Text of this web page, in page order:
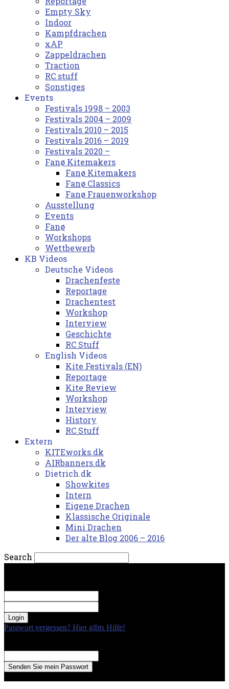
Empty Sky
Indoor
Kampfdrachen
xAP
Zappeldrachen
Traction
RC stuff
Sonstiges
Events
Festivals 1998 – 2003
Festivals 2004 – 2009
Festivals 2010 – 2015
Festivals 2016 – 2019
Festivals 2020 –
Fanø Kitemakers
Fanø Kitemakers
Fanø Classics
Fanø Frauenworkshop
Ausstellung
Events
Fanø
Workshops
Wettbewerb
KB Videos
Deutsche Videos
Drachenfeste
Reportage
Drachentest
Workshop
Interview
Geschichte
RC Stuff
English Videos
Kite Festivals (EN)
Reportage
Kite Review
Workshop
Interview
History
RC Stuff
Extern
KITEworks.dk
AIRbanners.dk
Dietrich.dk
Showkites
Intern
Eigene Drachen
Klassische Originale
Mini Drachen
Der alte Blog 2006 – 2016
Search
Passwort vergessen? Hier gibts Hilfe!